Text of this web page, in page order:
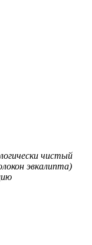
чистый
эвкалипта)